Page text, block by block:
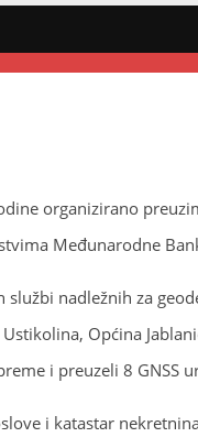
organizirano
Međunarodne
nadležnih za
Općina
i preuzeli 8 GNSS
i katastar